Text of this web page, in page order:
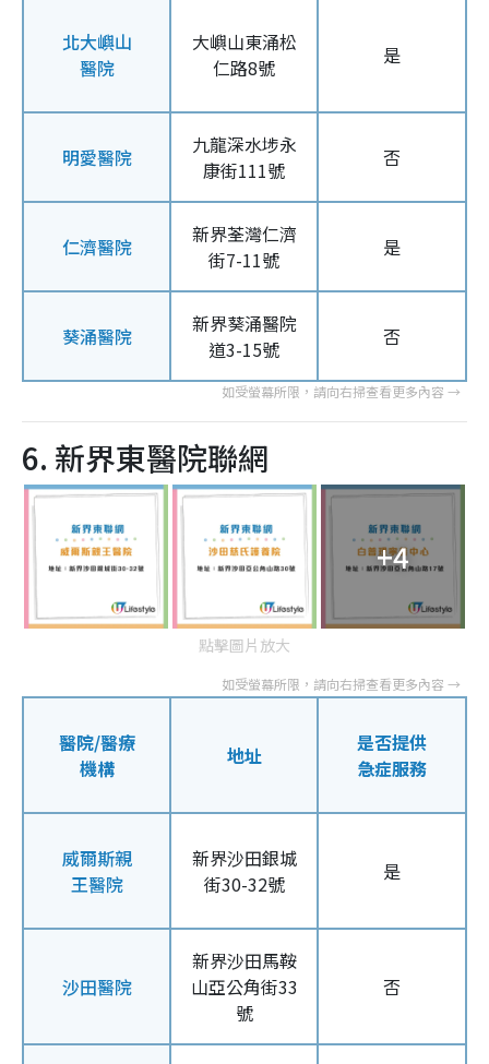
北大嶼山
醫院
大嶼山東涌松
仁路8號
是
明愛醫院
九龍深水埗永
康街111號
否
仁濟醫院
新界荃灣仁濟
街7-11號
是
葵涌醫院
新界葵涌醫院
道3-15號
否
6. 新界東醫院聯網
+4
點擊圖片放大
醫院/醫療
機構
地址
是否提供
急症服務
威爾斯親
王醫院
新界沙田銀城
街30-32號
是
沙田醫院
新界沙田馬鞍
山亞公角街33
號
否